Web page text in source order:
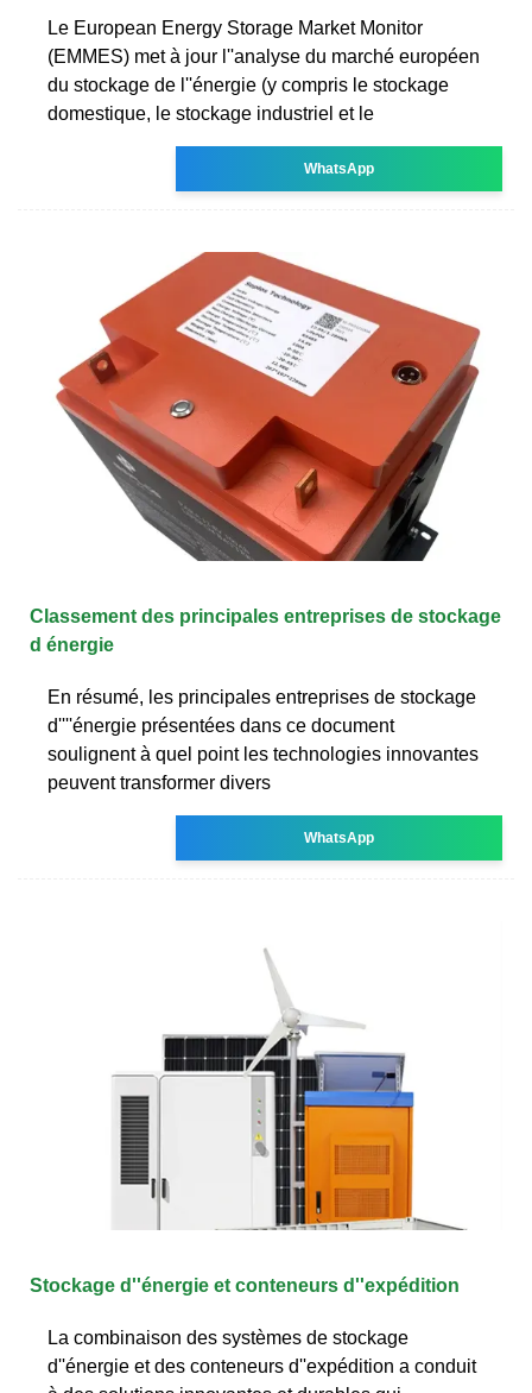
Le European Energy Storage Market Monitor
(EMMES) met à jour l''analyse du marché européen
du stockage de l''énergie (y compris le stockage
domestique, le stockage industriel et le
WhatsApp
Classement des principales entreprises de stockage
d énergie
En résumé, les principales entreprises de stockage
d''''énergie présentées dans ce document
soulignent à quel point les technologies innovantes
peuvent transformer divers
WhatsApp
Stockage d''énergie et conteneurs d''expédition
La combinaison des systèmes de stockage
d''énergie et des conteneurs d''expédition a conduit